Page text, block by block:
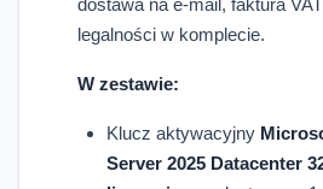
legalności w komplecie.
W zestawie:
Klucz aktywacyjny
Server 2025 Datacenter